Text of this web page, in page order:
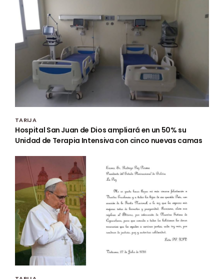
TARIJA
Hospital San Juan de Dios ampliará en un 50% su
Unidad de Terapia Intensiva con cinco nuevas camas